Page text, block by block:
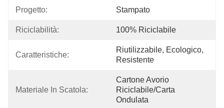
Progetto: Stampato
Riciclabilità: 100% Riciclabile
Caratteristiche:
Riutilizzabile, Ecologico,
Resistente
Materiale In Scatola:
Cartone Avorio
Riciclabile/Carta
Ondulata